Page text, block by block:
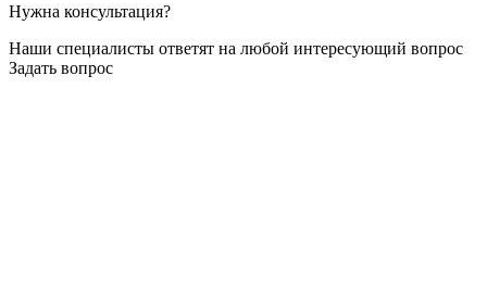
Нужна консультация?
Наши специалисты ответят на любой интересующий вопрос
Задать вопрос